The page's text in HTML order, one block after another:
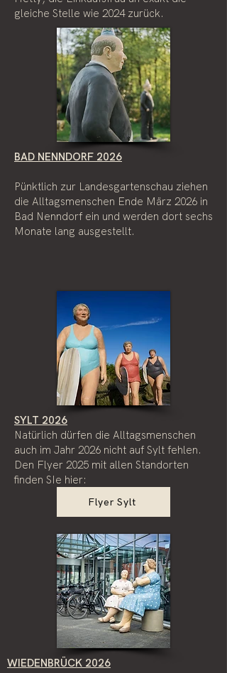
gleiche Stelle wie 2024 zurück.
BAD NENNDORF 2026
Pünktlich zur Landesgartenschau ziehen
die Alltagsmenschen Ende März 2026 in
Bad Nenndorf ein und werden dort sechs
Monate lang ausgestellt.
SYLT 2026
Natürlich dürfen die Alltagsmenschen
auch im Jahr 2026 nicht auf Sylt fehlen.
Den Flyer 2025 mit allen Standorten
finden SIe hier:
Flyer Sylt
WIEDENBRÜCK 2026